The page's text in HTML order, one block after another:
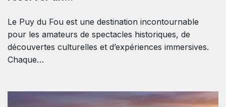
Le Puy du Fou est une destination incontournable
pour les amateurs de spectacles historiques, de
découvertes culturelles et d’expériences immersives.
Chaque…